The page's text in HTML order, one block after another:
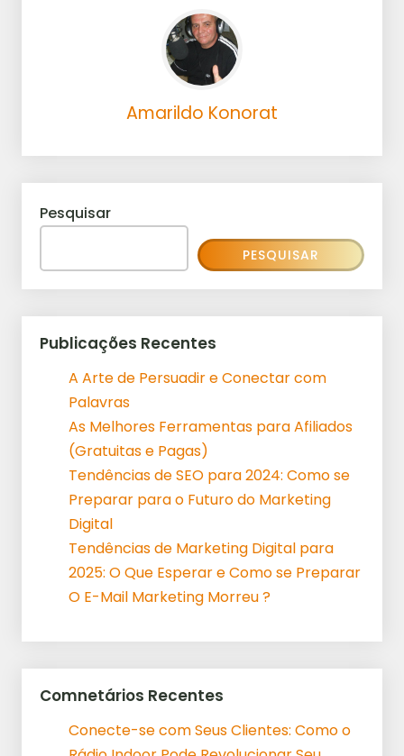
Amarildo Konorat
Pesquisar
PESQUISAR
Publicações Recentes
A Arte de Persuadir e Conectar com
Palavras
As Melhores Ferramentas para Afiliados
(Gratuitas e Pagas)
Tendências de SEO para 2024: Como se
Preparar para o Futuro do Marketing
Digital
Tendências de Marketing Digital para
2025: O Que Esperar e Como se Preparar
O E-Mail Marketing Morreu ?
Comnetários Recentes
Conecte-se com Seus Clientes: Como o